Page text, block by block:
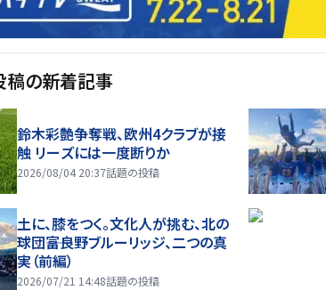
稿の新着記事
鈴木彩艶争奪戦、欧州4クラブが接
触 リーズには一度断りか
2026/08/04 20:37話題の投稿
土に、膝をつく。文化人が挑む、北の
球団――富良野ブルーリッジ、二つの真
実（前編）
2026/07/21 14:48話題の投稿